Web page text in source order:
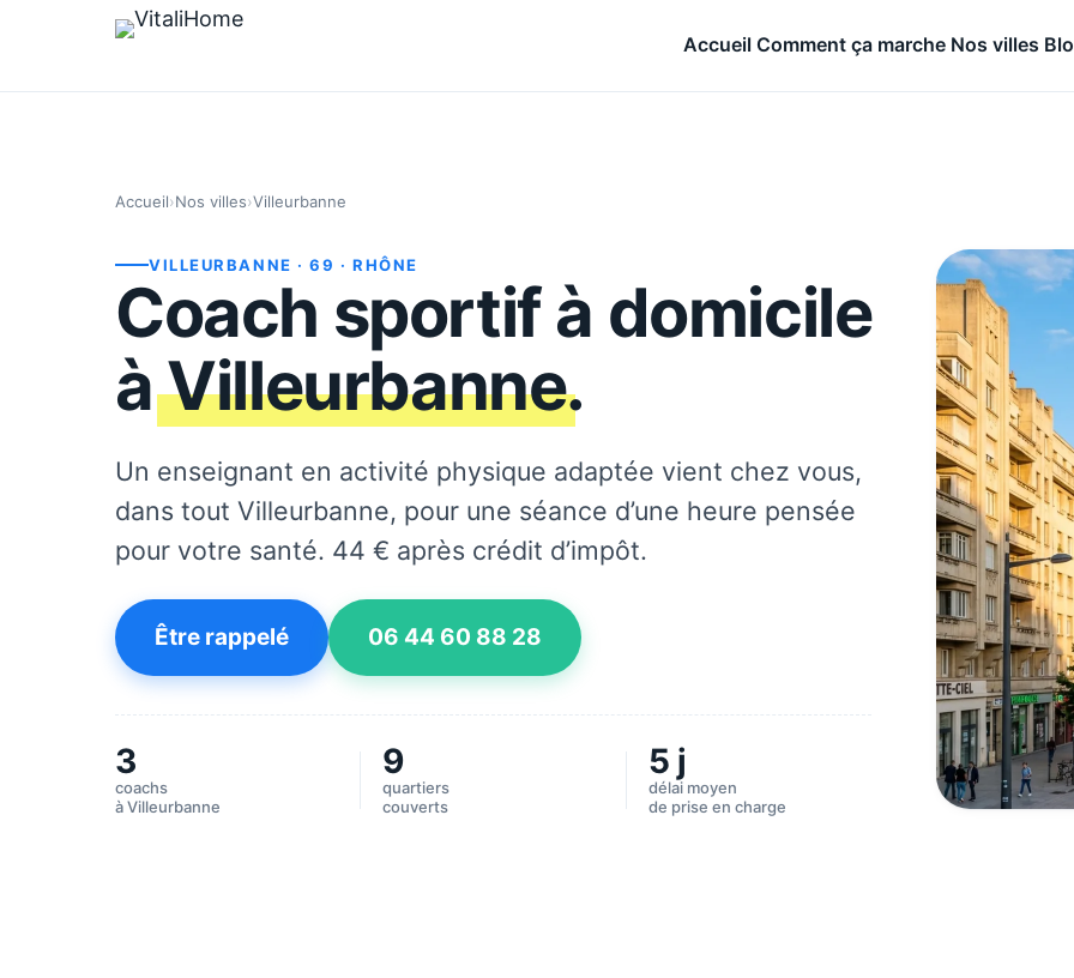
Accueil Comment ça marche Nos villes
Accueil›Nos villes›Villeurbanne
VILLEURBANNE · 69 · RHÔNE
Coach sportif à domicile
àVilleurbanne.
Un enseignant en activité physique adaptée vient chez vous,
dans tout Villeurbanne, pour une séance d’une heure pensée
pour votre santé. 44 € après crédit d’impôt.
Être rappelé 06 44 60 88 28
3
coachs
àVilleurbanne
9
quartiers
couverts
5 j
délai moyen
de prise en charge